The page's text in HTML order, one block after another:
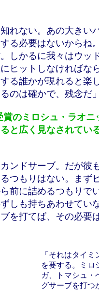
れない。あの大きい
る必要はないからね
しかるに我々はウッ
ヒットしなければな
る誰かが現れると楽
のは確かで、残念だ
のミロシュ・ラオニ
と広く見なされてい
ンドサーブ。だが彼
つもりはない。まず
前に詰めるつもりで
しも持ちあわせてい
を打てば、その必要
「それはタイ
を要する。ミロ
ガ、トマシュ・
グサーブを打つ